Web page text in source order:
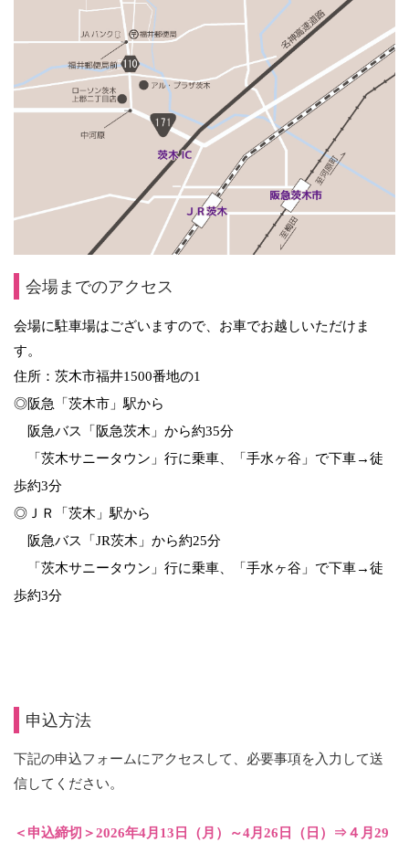
会場までのアクセス
会場に駐車場はございますので、お車でお越しいただけま
す。
住所：茨木市福井1500番地の1
◎阪急「茨木市」駅から
阪急バス「阪急茨木」から約35分
「茨木サニータウン」行に乗車、「手水ヶ谷」で下車→徒
歩約3分
◎ＪＲ「茨木」駅から
阪急バス「JR茨木」から約25分
「茨木サニータウン」行に乗車、「手水ヶ谷」で下車→徒
歩約3分
申込方法
下記の申込フォームにアクセスして、必要事項を入力して送
信してください。
＜申込締切＞2026年4月13日（月）～4月26日（日）⇒４月29